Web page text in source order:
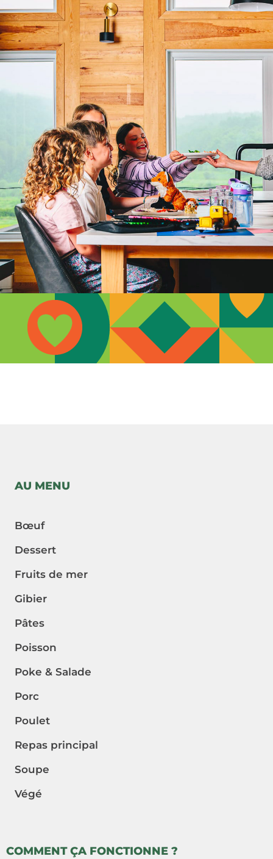
AU MENU
Bœuf
Dessert
Fruits de mer
Gibier
Pâtes
Poisson
Poke & Salade
Porc
Poulet
Repas principal
Soupe
Végé
COMMENT ÇA FONCTIONNE ?